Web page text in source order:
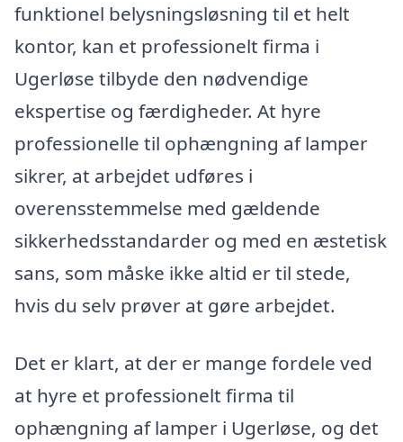
funktionel belysningsløsning til et helt
kontor, kan et professionelt firma i
Ugerløse tilbyde den nødvendige
ekspertise og færdigheder. At hyre
professionelle til ophængning af lamper
sikrer, at arbejdet udføres i
overensstemmelse med gældende
sikkerhedsstandarder og med en æstetisk
sans, som måske ikke altid er til stede,
hvis du selv prøver at gøre arbejdet.
Det er klart, at der er mange fordele ved
at hyre et professionelt firma til
ophængning af lamper i Ugerløse, og det